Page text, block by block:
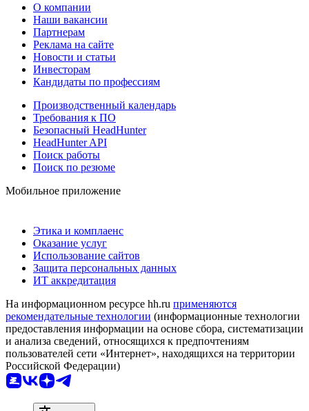
О компании
Наши вакансии
Партнерам
Реклама на сайте
Новости и статьи
Инвесторам
Кандидаты по профессиям
Производственный календарь
Требования к ПО
Безопасный HeadHunter
HeadHunter API
Поиск работы
Поиск по резюме
Мобильное приложение
Этика и комплаенс
Оказание услуг
Использование сайтов
Защита персональных данных
ИТ аккредитация
На информационном ресурсе hh.ru применяются
рекомендательные технологии (информационные технологии
предоставления информации на основе сбора, систематизации
и анализа сведений, относящихся к предпочтениям
пользователей сети «Интернет», находящихся на территории
Российской Федерации)